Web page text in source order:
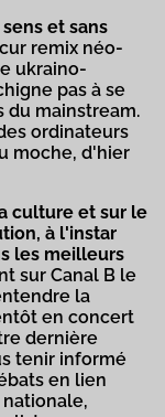
et sans
remix néo-
ukraino-
pas à se
du mainstream.
ordinateurs
moche, d'hier
culture et sur le
à l'instar
les meilleurs
sur Canal B le
la
en concert
dernière
tenir informé
en lien